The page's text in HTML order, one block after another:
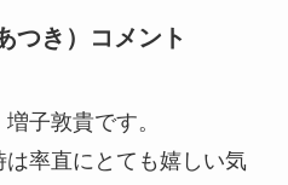
つき）コメント
子敦貴です。
率直にとても嬉しい気